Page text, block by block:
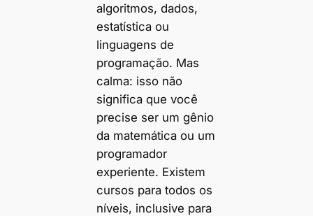
algoritmos, dados,
estatística ou
linguagens de
programação. Mas
calma: isso não
significa que você
precise ser um gênio
da matemática ou um
programador
experiente. Existem
cursos para todos os
níveis, inclusive para